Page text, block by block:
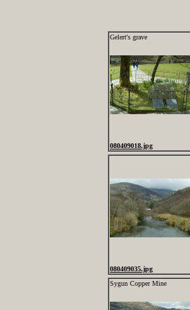
Gelert's grave
080409018.jpg
080409035.jpg
Sygun Copper Mine